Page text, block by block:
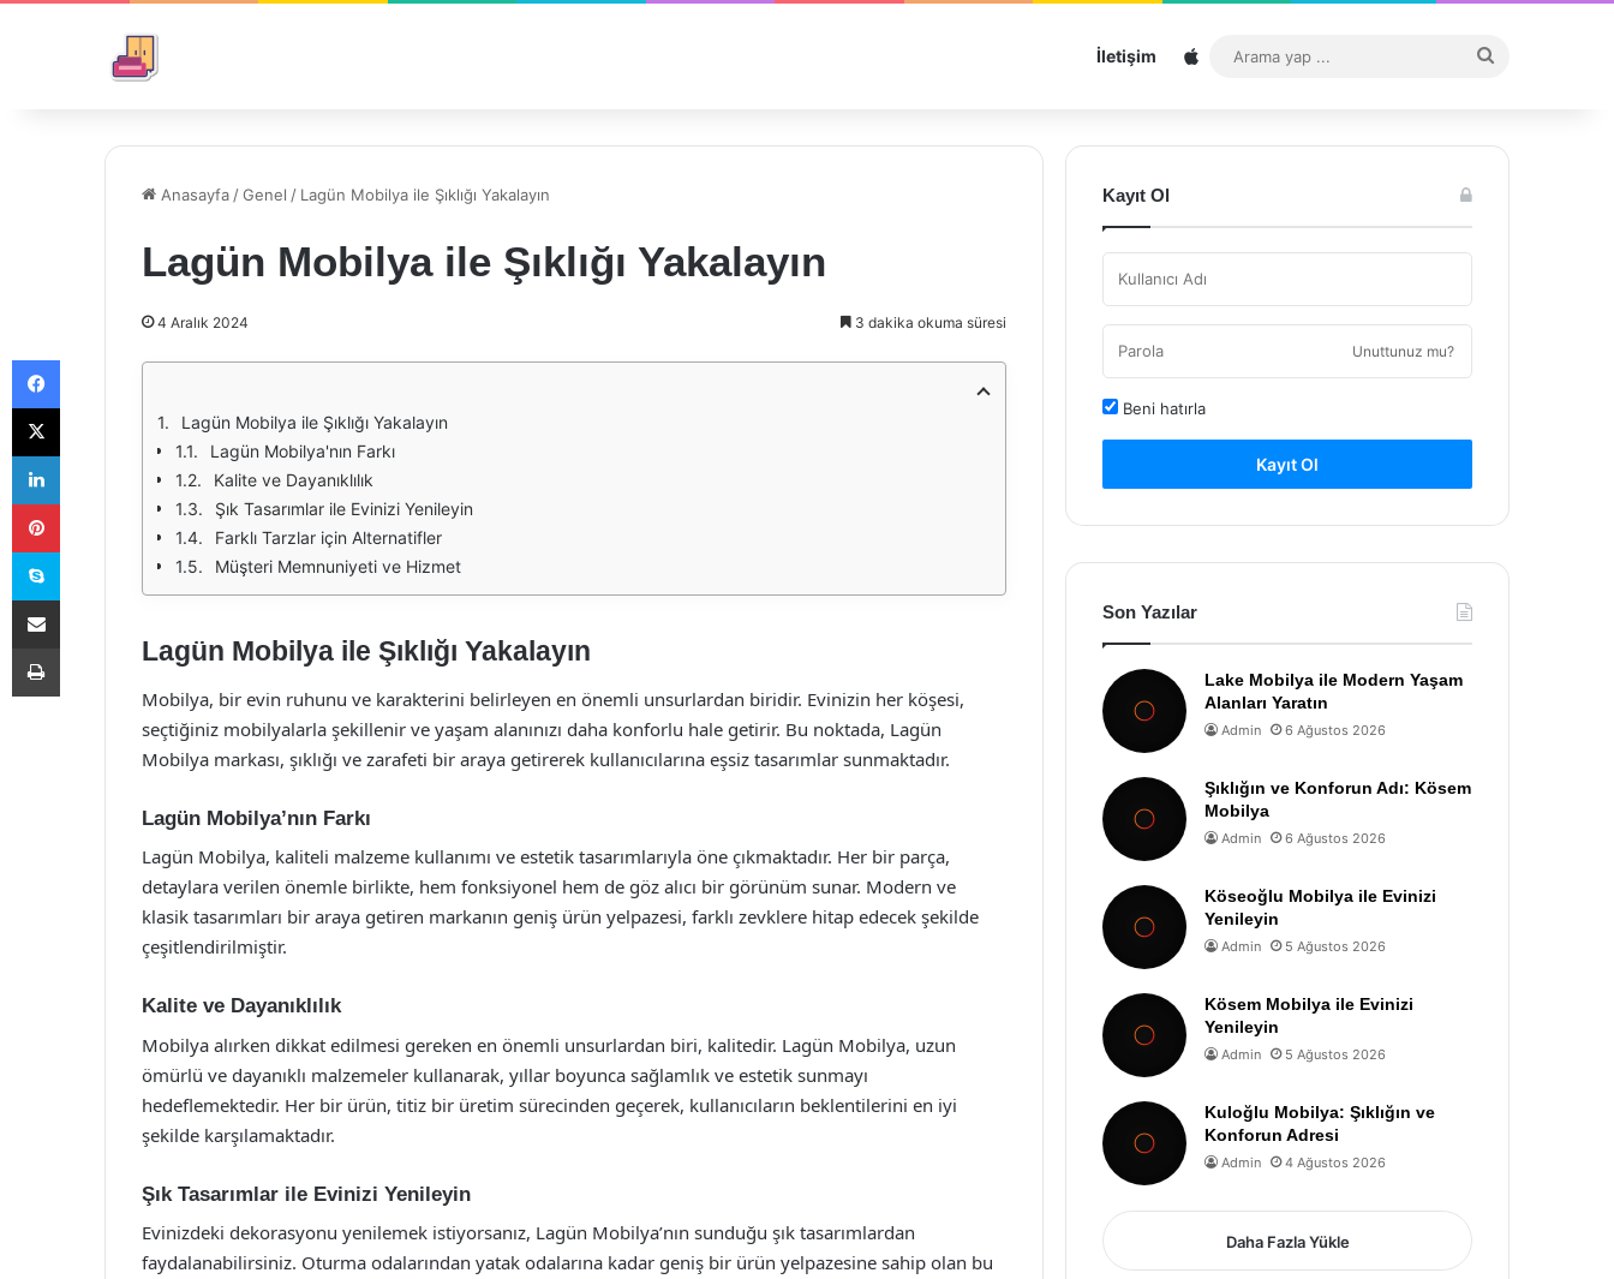
İletişim Sitemap
...
Anasayfa /Genel / Lagün Mobilya ile Şıklığı Yakalayın
Lagün Mobilya ile Şıklığı Yakalayın
4 Aralık 2024 3 dakika okuma süresi
Lagün Mobilya ile Şıklığı Yakalayın
Lagün Mobilya'nın Farkı
Kalite ve Dayanıklılık
Şık Tasarımlar ile Evinizi Yenileyin
Farklı Tarzlar için Alternatifler
Müşteri Memnuniyeti ve Hizmet
Lagün Mobilya ile Şıklığı Yakalayın
Mobilya, bir evin ruhunu ve karakterini belirleyen en önemli unsurlardan biridir. Evinizin her köşesi,
seçtiğiniz mobilyalarla şekillenir ve yaşam alanınızı daha konforlu hale getirir. Bu noktada, Lagün
Mobilya markası, şıklığı ve zarafeti bir araya getirerek kullanıcılarına eşsiz tasarımlar sunmaktadır.
Lagün Mobilya’nın Farkı
Lagün Mobilya, kaliteli malzeme kullanımı ve estetik tasarımlarıyla öne çıkmaktadır. Her bir parça,
detaylara verilen önemle birlikte, hem fonksiyonel hem de göz alıcı bir görünüm sunar. Modern ve
klasik tasarımları bir araya getiren markanın geniş ürün yelpazesi, farklı zevklere hitap edecek şekilde
çeşitlendirilmiştir.
Kalite ve Dayanıklılık
Mobilya alırken dikkat edilmesi gereken en önemli unsurlardan biri, kalitedir. Lagün Mobilya, uzun
ömürlü ve dayanıklı malzemeler kullanarak, yıllar boyunca sağlamlık ve estetik sunmayı
hedeflemektedir. Her bir ürün, titiz bir üretim sürecinden geçerek, kullanıcıların beklentilerini en iyi
şekilde karşılamaktadır.
Şık Tasarımlar ile Evinizi Yenileyin
Evinizdeki dekorasyonu yenilemek istiyorsanız, Lagün Mobilya’nın sunduğu şık tasarımlardan
faydalanabilirsiniz. Oturma odalarından yatak odalarına kadar geniş bir ürün yelpazesine sahip olan bu
Kayıt Ol
Unuttunuz mu?
Beni hatırla
Kayıt Ol
Son Yazılar
Lake Mobilya ile Modern Yaşam
Alanları Yaratın
Admin 6 Ağustos 2026
Şıklığın ve Konforun Adı: Kösem
Mobilya
Admin 6 Ağustos 2026
Köseoğlu Mobilya ile Evinizi
Yenileyin
Admin 5 Ağustos 2026
Kösem Mobilya ile Evinizi
Yenileyin
Admin 5 Ağustos 2026
Kuloğlu Mobilya: Şıklığın ve
Konforun Adresi
Admin 4 Ağustos 2026
Daha Fazla Yükle
Facebook
X
LinkedIn
Pinterest
Skype
E-Posta ile paylaş